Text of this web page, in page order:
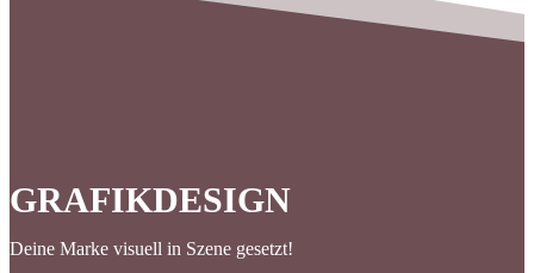
GRAFIKDESIGN
Deine Marke visuell in Szene gesetzt!